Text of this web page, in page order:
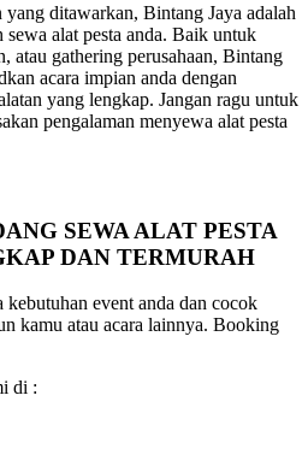
ditawarkan, Bintang Jaya adalah
alat pesta anda. Baik untuk
atau gathering perusahaan, Bintang
acara impian anda dengan
yang lengkap. Jangan ragu untuk
pengalaman menyewa alat pesta
SEWA ALAT PESTA
DAN TERMURAH
event anda dan cocok
kamu atau acara lainnya. Booking
di :